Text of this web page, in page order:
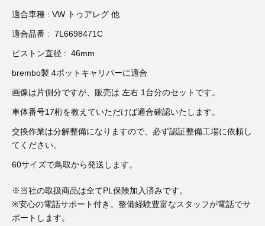
3D プリンターペン（8）
適合車種 : VW トゥアレグ 他
適合品番 : 7L6698471C
ピストン直径 : 46mm
brembo製 4ポットキャリパーに適合
画像は片側分ですが、販売は 左右 1台分のセットです。
車体番号17桁を教えていただけば適合確認いたします。
交換作業は分解整備になりますので、必ず認証整備工場に依頼し
てください。
60サイズで鳥取から発送します。
※当社の取扱商品は全てPL保険加入済みです。
※安心の電話サポート付き。整備経験豊富なスタッフが電話でサ
ポートします。